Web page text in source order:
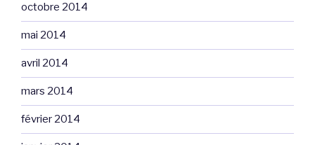
octobre 2014
mai 2014
avril 2014
mars 2014
février 2014